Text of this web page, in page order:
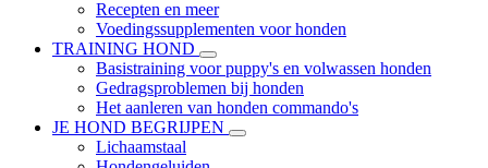
Recepten en meer
Voedingssupplementen voor honden
TRAINING HOND
Basistraining voor puppy's en volwassen honden
Gedragsproblemen bij honden
Het aanleren van honden commando's
JE HOND BEGRIJPEN
Lichaamstaal